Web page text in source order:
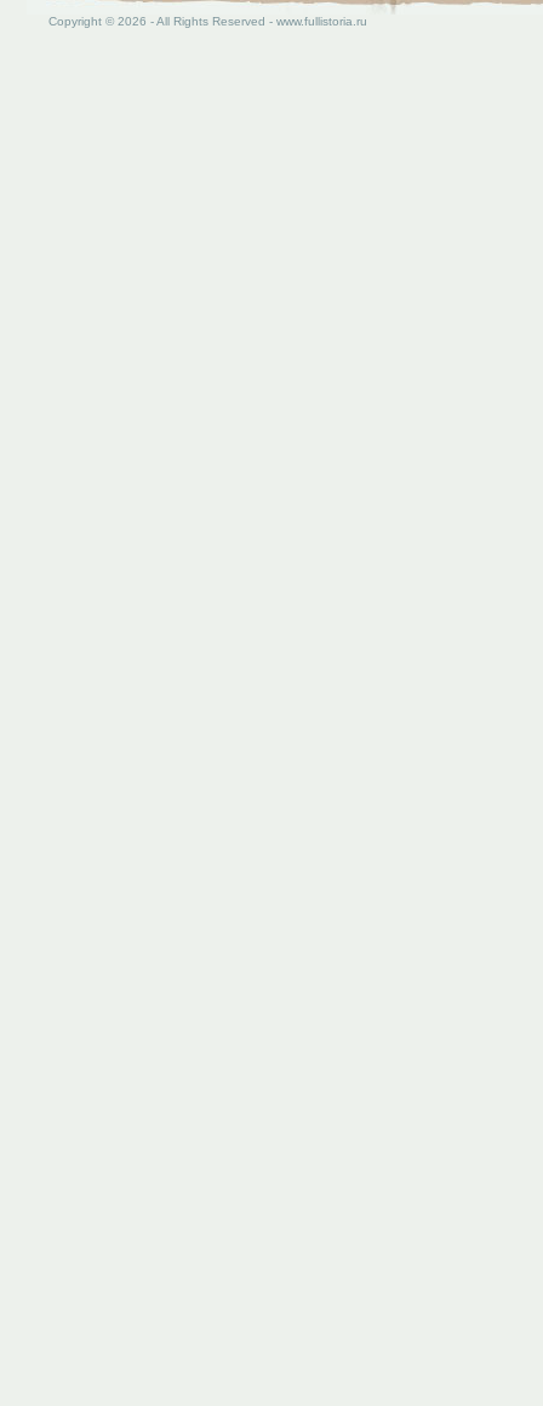
Copyright © 2026 - All Rights Reserved - www.fullistoria.ru